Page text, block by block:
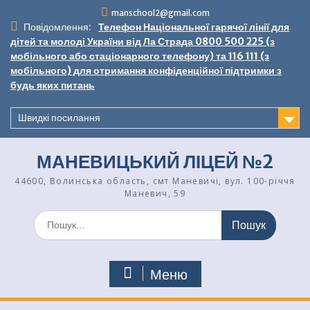
вмісту
manschool2@gmail.com
Повідомлення:
Телефон Національної гарячої лінії для
дітей та молоді України від Ла Страда 0800 500 225 (з
мобільного або стаціонарного телефону) та 116 111 (з
мобільного) для отримання конфіденційної підтримки з
будь яких питань
Швидкі посилання
МАНЕВИЦЬКИЙ ЛІЦЕЙ №2
44600, Волинська область, смт Маневичі, вул. 100-річчя
Маневич, 59
Шукати:
Меню